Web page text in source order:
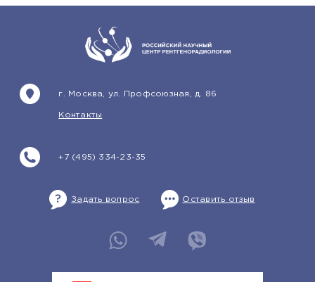
+7 (495) 334-23-35
г. Москва, ул. Профсоюзная, д. 86
Контакты
Задать вопрос Оставить отзыв